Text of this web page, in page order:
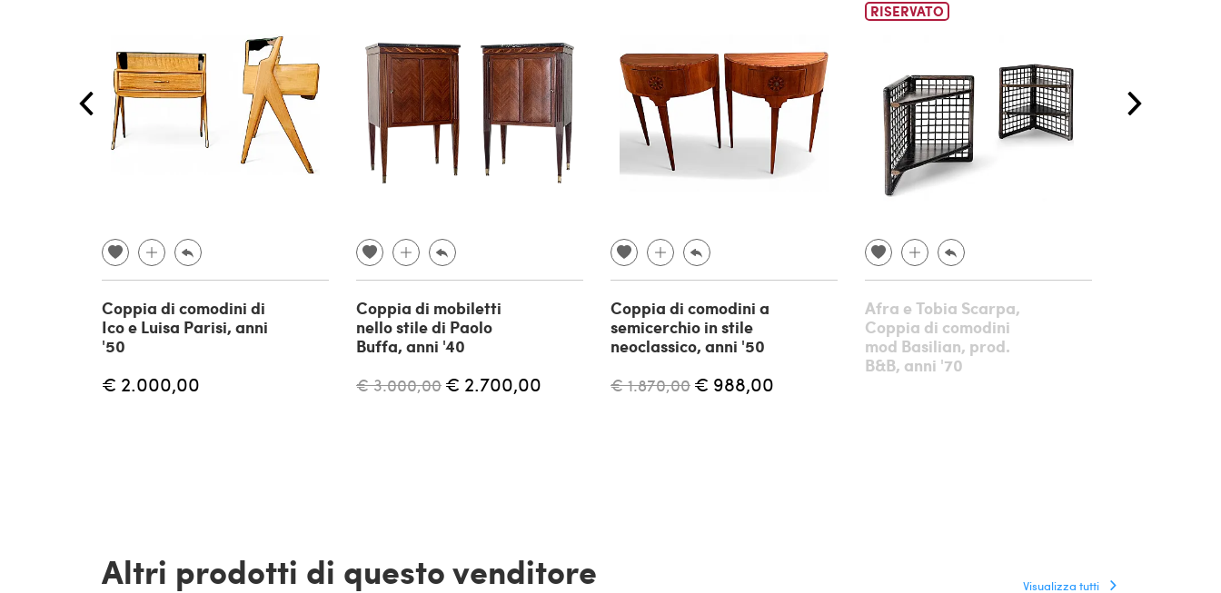
Coppia di comodini di
Ico e Luisa Parisi, anni
'50
€ 2.000,00
Coppia di mobiletti
nello stile di Paolo
Buffa, anni '40
€ 3.000,00 € 2.700,00
Coppia di comodini a
semicerchio in stile
neoclassico, anni '50
€ 1.870,00 € 988,00
RISERVATO
Afra e Tobia Scarpa,
Coppia di comodini
mod Basilian, prod.
B&B, anni '70
Altri prodotti di questo venditore Visualizza tutti